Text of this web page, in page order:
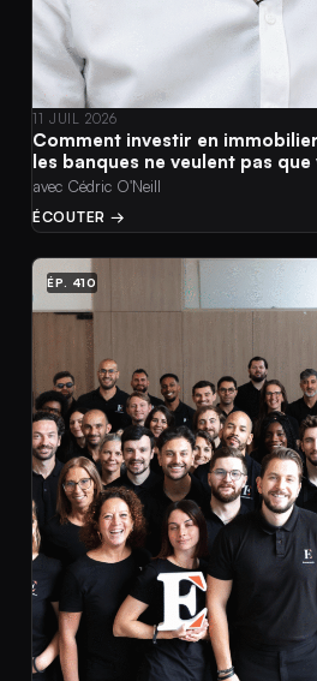
11 JUIL 2026
Comment investir en
les banques ne veulent pas que
avec Cédric O'Neill
ÉCOUTER →
ÉP. 410